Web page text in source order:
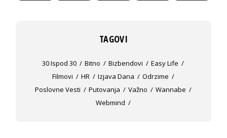
TAGOVI
30 Ispod 30 Bitno Bizbendovi
Easy Life
Filmovi
HR Izjava Dana
Odrzime
Poslovne Vesti
Putovanja Važno
Wannabe
Webmind